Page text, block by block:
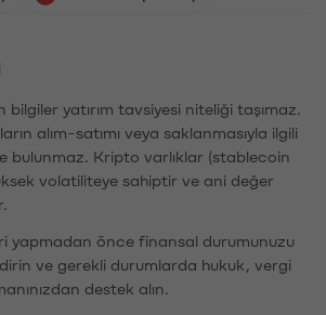
yatırım tavsiyesi niteliği taşımaz.
alım-satımı veya saklanmasıyla ilgili
bulunmaz. Kripto varlıklar (stablecoin
volatiliteye sahiptir ve ani değer
yapmadan önce finansal durumunuzu
ve gerekli durumlarda hukuk, vergi
destek alın.